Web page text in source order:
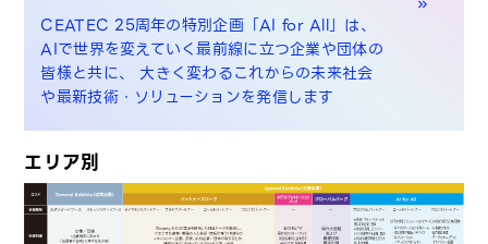
CEATEC 25周年の特別企画「AI for All」は、
AIで世界を変えていく最前線に立つ企業や団体の
皆様と共に、 大きく変わるこれからの未来社会
や最新技術・ソリューションを発信します
エリア別